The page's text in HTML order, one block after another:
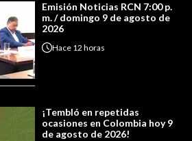
Emisión Noticias RCN 7:00 p.
m. / domingo 9 de agosto de
2026
Hace 12 horas
¡Tembló en repetidas
ocasiones en Colombia hoy 9
de agosto de 2026!